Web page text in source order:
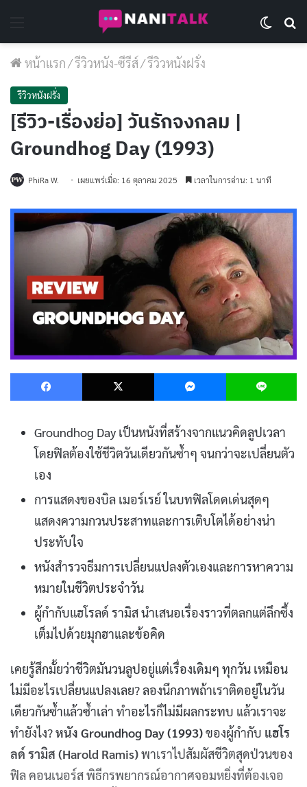
หน้าแรก/รีวิวหนัง-ซีรีส์/รีวิวหนังฝรั่ง
รีวิวหนังฝรั่ง
[รีวิว-เรื่องย่อ] วันรักจงกลม |
Groundhog Day (1993)
PhiRa W. เผยแพร่เมื่อ: 16 ตุลาคม 2025 เวลาในการอ่าน: 1 นาที
Facebook X Messenger
Groundhog Day เป็นหนังที่สร้างจากแนวคิดลูปเวลา
โดยฟิลต้องใช้ชีวิตวันเดียวกันซ้ำๆ จนกว่าจะเปลี่ยนตัว
เอง
การแสดงของบิล เมอร์เรย์ ในบทฟิลโดดเด่นสุดๆ
แสดงความกวนประสาทและการเติบโตได้อย่างน่า
ประทับใจ
หนังสำรวจธีมการเปลี่ยนแปลงตัวเองและการหาความ
หมายในชีวิตประจำวัน
ผู้กำกับแฮโรลด์ รามิส นำเสนอเรื่องราวที่ตลกแต่ลึกซึ้ง
เต็มไปด้วยมุกฮาและข้อคิด
เคยรู้สึกมั้ยว่าชีวิตมันวนลูปอยู่แต่เรื่องเดิมๆ ทุกวัน เหมือน
ไม่มีอะไรเปลี่ยนแปลงเลย? ลองนึกภาพถ้าเราติดอยู่ในวัน
เดียวกันซ้ำแล้วซ้ำเล่า ทำอะไรก็ไม่มีผลกระทบ แล้วเราจะ
ทำยังไง?หนัง Groundhog Day (1993)ของผู้กำกับ แฮโร
ลด์ รามิส (Harold Ramis)พาเราไปสัมผัสชีวิตสุดป่วนของ
ฟิล คอนเนอร์ส พิธีกรพยากรณ์อากาศจอมหยิ่งที่ต้องเจอ